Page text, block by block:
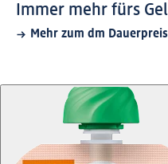
Immer mehr fürs
Mehr zum dm Dauerpreis